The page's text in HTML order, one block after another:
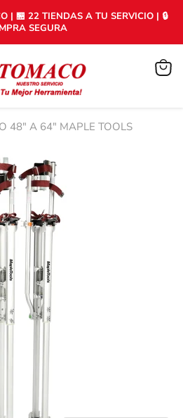
| 🏪 22 TIENDAS A TU SERVICIO | 🔒
SEGURA
Ver
48" A 64" MAPLE TOOLS